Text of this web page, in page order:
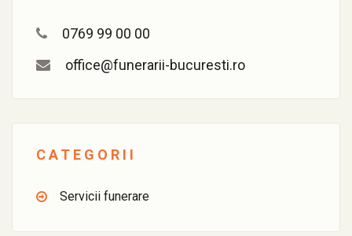
0769 99 00 00
office@funerarii-bucuresti.ro
CATEGORII
Servicii funerare